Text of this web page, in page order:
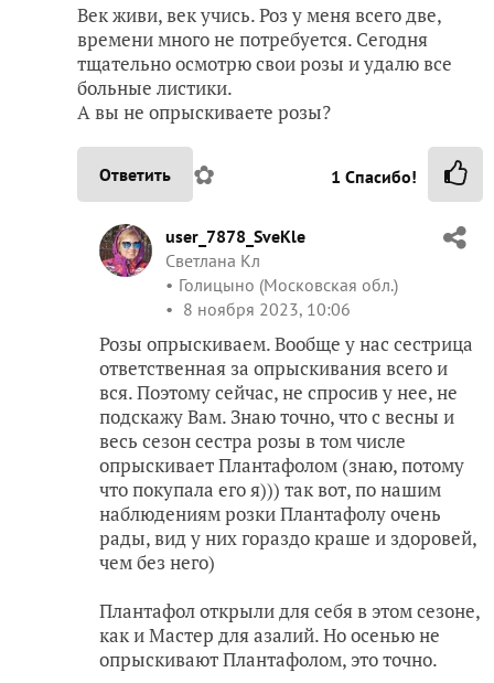
Век живи, век учись. Роз у меня всего две,
времени много не потребуется. Сегодня
тщательно осмотрю свои розы и удалю все
больные листики.
А вы не опрыскиваете розы?
Ответить ✿ 1 Спасибо!
user_7878_SveKle
Светлана Кл
Голицыно (Московская обл.)
8 ноября 2023, 10:06
Розы опрыскиваем. Вообще у нас сестрица
ответственная за опрыскивания всего и
вся. Поэтому сейчас, не спросив у нее, не
подскажу Вам. Знаю точно, что с весны и
весь сезон сестра розы в том числе
опрыскивает Плантафолом (знаю, потому
что покупала его я))) так вот, по нашим
наблюдениям розки Плантафолу очень
рады, вид у них гораздо краше и здоровей,
чем без него)
Плантафол открыли для себя в этом сезоне,
как и Мастер для азалий. Но осенью не
опрыскивают Плантафолом, это точно.